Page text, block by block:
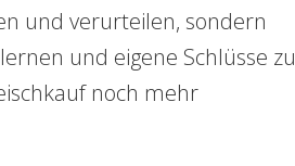
und verurteilen, sondern
und eigene Schlüsse zu
noch mehr